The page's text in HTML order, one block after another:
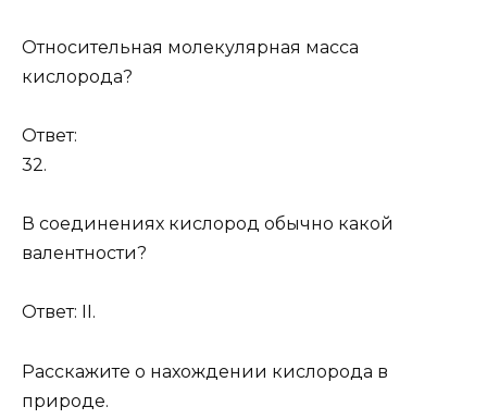
Относительная молекулярная масса
кислорода?
Ответ:
32.
В соединениях кислород обычно какой
валентности?
Ответ: II.
Расскажите о нахождении кислорода в
природе.